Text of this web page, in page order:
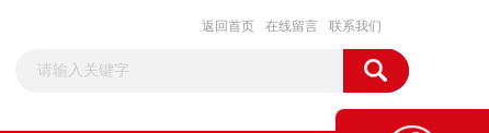
返回首页 在线留言 联系我们